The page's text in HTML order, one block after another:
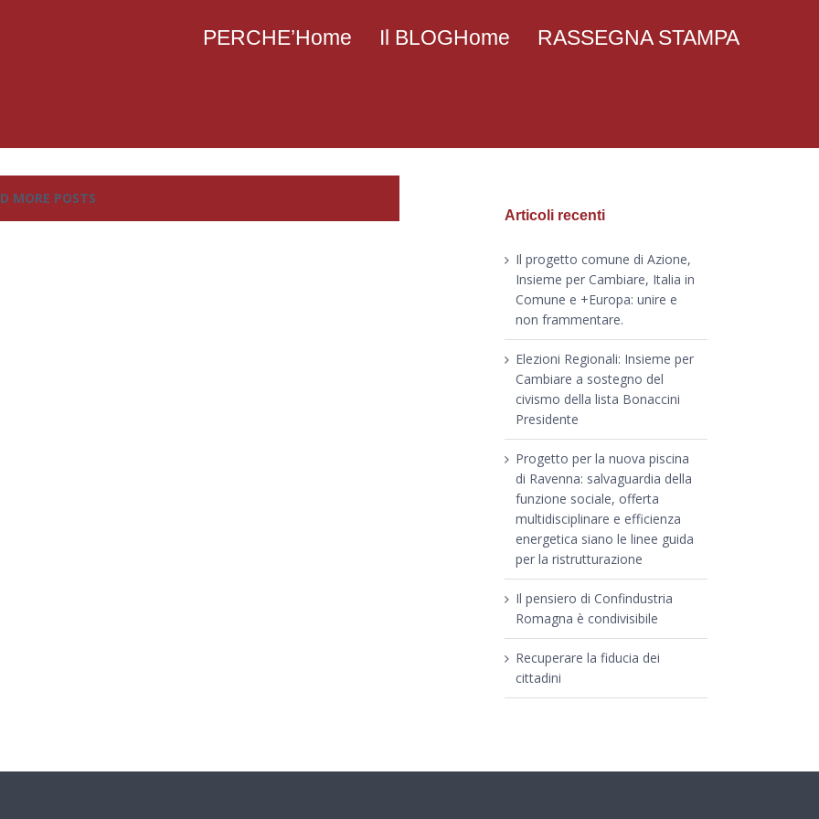
PERCHE’Home Il BLOGHome RASSEGNA STAMPA
MORE POSTS
Articoli recenti
Il progetto comune di Azione,
Insieme per Cambiare, Italia in
Comune e +Europa: unire e
non frammentare.
Elezioni Regionali: Insieme per
Cambiare a sostegno del
civismo della lista Bonaccini
Presidente
Progetto per la nuova piscina
di Ravenna: salvaguardia della
funzione sociale, offerta
multidisciplinare e efficienza
energetica siano le linee guida
per la ristrutturazione
Il pensiero di Confindustria
Romagna è condivisibile
Recuperare la fiducia dei
cittadini